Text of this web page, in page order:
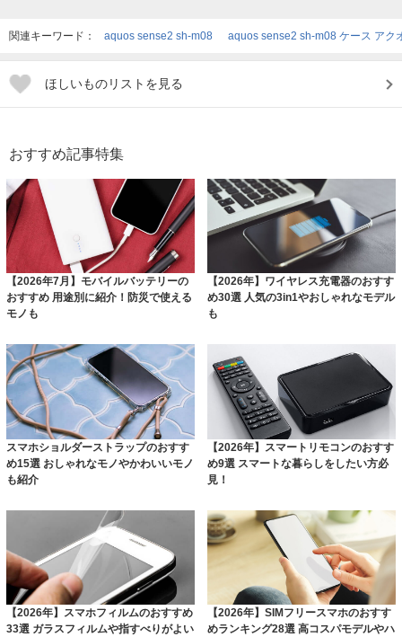
関連キーワード： aquos sense2 sh-m08 aquos sense2 sh-m08 ケース アク
ほしいものリストを見る
おすすめ記事特集
【2026年7月】モバイルバッテリーの
おすすめ 用途別に紹介！防災で使える
モノも
【2026年】ワイヤレス充電器のおすす
め30選 人気の3in1やおしゃれなモデル
も
スマホショルダーストラップのおすす
め15選 おしゃれなモノやかわいいモノ
も紹介
【2026年】スマートリモコンのおすす
め9選 スマートな暮らしをしたい方必
見！
【2026年】スマホフィルムのおすすめ
33選 ガラスフィルムや指すべりがよい
【2026年】SIMフリースマホのおすす
めランキング28選 高コスパモデルやハ